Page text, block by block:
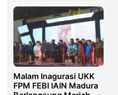
Malam Inagurasi UKK
FPM FEBI IAIN Madura